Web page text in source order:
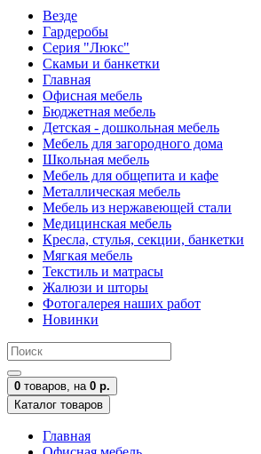
Везде
Гардеробы
Серия "Люкс"
Скамьи и банкетки
Главная
Офисная мебель
Бюджетная мебель
Детская - дошкольная мебель
Мебель для загородного дома
Школьная мебель
Мебель для общепита и кафе
Металлическая мебель
Мебель из нержавеющей стали
Медицинская мебель
Кресла, стулья, секции, банкетки
Мягкая мебель
Текстиль и матрасы
Жалюзи и шторы
Фотогалерея наших работ
Новинки
0 товаров, на 0 р.
Каталог товаров
Главная